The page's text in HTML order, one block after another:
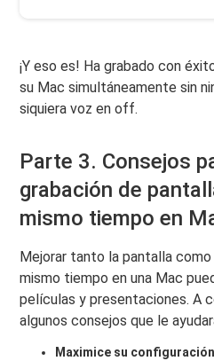
¡Y eso es! Ha grabado con
su Mac simultáneamente sin
siquiera voz en off.
Parte 3. Consejos
grabación de
mismo tiempo en
Mejorar tanto la pantalla
mismo tiempo en una Mac
películas y presentaciones. A
algunos consejos que le
Maximice su